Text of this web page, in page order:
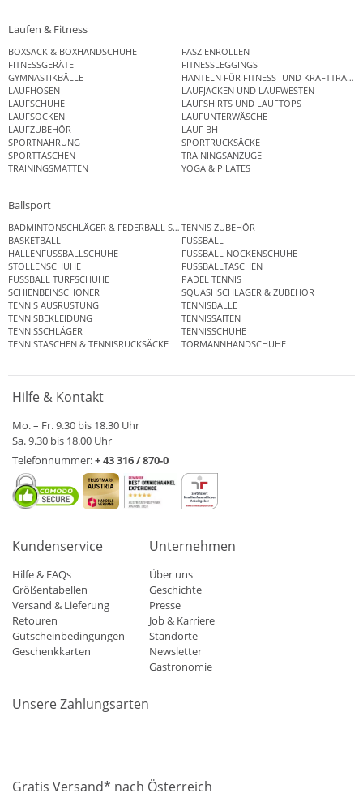
Laufen & Fitness
BOXSACK & BOXHANDSCHUHE
FASZIENROLLEN
FITNESSGERÄTE
FITNESSLEGGINGS
GYMNASTIKBÄLLE
HANTELN FÜR FITNESS- UND
LAUFHOSEN
LAUFJACKEN UND LAUFWESTEN
LAUFSCHUHE
LAUFSHIRTS UND LAUFTOPS
LAUFSOCKEN
LAUFUNTERWÄSCHE
LAUFZUBEHÖR
LAUF BH
SPORTNAHRUNG
SPORTRUCKSÄCKE
SPORTTASCHEN
TRAININGSANZÜGE
TRAININGSMATTEN
YOGA & PILATES
Ballsport
BADMINTONSCHLÄGER & FEDERBALL SETSTENNIS ZUBEHÖR
BASKETBALL
FUSSBALL
HALLENFUSSBALLSCHUHE
FUSSBALL NOCKENSCHUHE
STOLLENSCHUHE
FUSSBALLTASCHEN
FUSSBALL TURFSCHUHE
PADEL TENNIS
SCHIENBEINSCHONER
SQUASHSCHLÄGER & ZUBEHÖR
TENNIS AUSRÜSTUNG
TENNISBÄLLE
TENNISBEKLEIDUNG
TENNISSAITEN
TENNISSCHLÄGER
TENNISSCHUHE
TENNISTASCHEN & TENNISRUCKSÄCKE
TORMANNHANDSCHUHE
Hilfe & Kontakt
Mo. – Fr. 9.30 bis 18.30 Uhr
Sa. 9.30 bis 18.00 Uhr
Telefonnummer:+ 43 316 / 870-0
Kundenservice
Hilfe & FAQs
Größentabellen
Versand & Lieferung
Retouren
Gutscheinbedingungen
Geschenkkarten
Unternehmen
Über uns
Geschichte
Presse
Job & Karriere
Standorte
Newsletter
Gastronomie
Unsere Zahlungsarten
Gratis Versand* nach Österreich